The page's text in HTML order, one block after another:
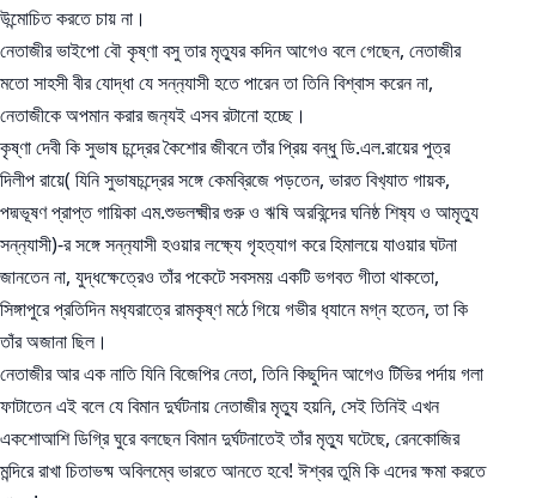
উন্মোচিত করতে চায় না।
নেতাজীর ভাইপো বৌ কৃষ্ণা বসু তার মৃত‍্যুর কদিন আগেও বলে গেছেন, নেতাজীর
মতো সাহসী বীর যোদ্ধা যে সন্ন‍্যাসী হতে পারেন তা তিনি বিশ্বাস করেন না,
নেতাজীকে অপমান করার জন‍্যই এসব রটানো হচ্ছে।
কৃষ্ণা দেবী কি সুভাষ চন্দ্রের কৈশোর জীবনে তাঁর প্রিয় বন্ধু ডি.এল.রায়ের পুত্র
দিলীপ রায়ে( যিনি সুভাষচন্দ্রের সঙ্গে কেমব্রিজে পড়তেন, ভারত বিখ‍্যাত গায়ক,
পদ্মভূষণ প্রাপ্ত গায়িকা এম.শুভলক্ষ্মীর গুরু ও ঋষি অরবিন্দের ঘনিষ্ঠ শিষ‍্য ও আমৃত‍্যু
সন্ন‍্যাসী)-র সঙ্গে সন্ন‍্যাসী হওয়ার লক্ষ‍্যে গৃহত‍্যাগ করে হিমালয়ে যাওয়ার ঘটনা
জানতেন না, যুদ্ধক্ষেত্রেও তাঁর পকেটে সবসময় একটি ভগবত গীতা থাকতো,
সিঙ্গাপুরে প্রতিদিন মধ‍্যরাত্রে রামকৃষ্ণ মঠে গিয়ে গভীর ধ‍্যানে মগ্ন হতেন, তা কি
তাঁর অজানা ছিল।
নেতাজীর আর এক নাতি যিনি বিজেপির নেতা, তিনি কিছুদিন আগেও টিভির পর্দায় গলা
ফাটাতেন এই বলে যে বিমান দুর্ঘটনায় নেতাজীর মৃত‍্যু হয়নি, সেই তিনিই এখন
একশোআশি ডিগ্রি ঘুরে বলছেন বিমান দুর্ঘটনাতেই তাঁর মৃত‍্যু ঘটেছে, রেনকোজির
মন্দিরে রাখা চিতাভষ্ম অবিলম্বে ভারতে আনতে হবে! ঈশ্বর তুমি কি এদের ক্ষমা করতে